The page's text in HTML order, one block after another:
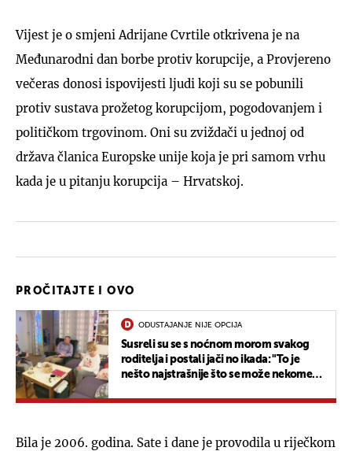
Vijest je o smjeni Adrijane Cvrtile otkrivena je na
Međunarodni dan borbe protiv korupcije, a Provjereno
večeras donosi ispovijesti ljudi koji su se pobunili
protiv sustava prožetog korupcijom, pogodovanjem i
političkom trgovinom. Oni su zviždači u jednoj od
država članica Europske unije koja je pri samom vrhu
kada je u pitanju korupcija – Hrvatskoj.
PROČITAJTE I OVO
ODUSTAJANJE NIJE OPCIJA
Susreli su se s noćnom morom svakog
roditelja i postali jači no ikada: "To je
nešto najstrašnije što se može nekome
Bila je 2006. godina. Sate i dane je provodila u riječkom